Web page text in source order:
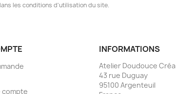
les conditions d'utilisation du site.
compte
INFORMATIONS
Atelier Doudouce Créa
43 rue Duguay
95100 Argenteuil